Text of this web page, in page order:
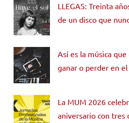
LLEGAS: Treinta
de un disco que
Así es la música
ganar o perder en
La MUM 2026
aniversario con tres